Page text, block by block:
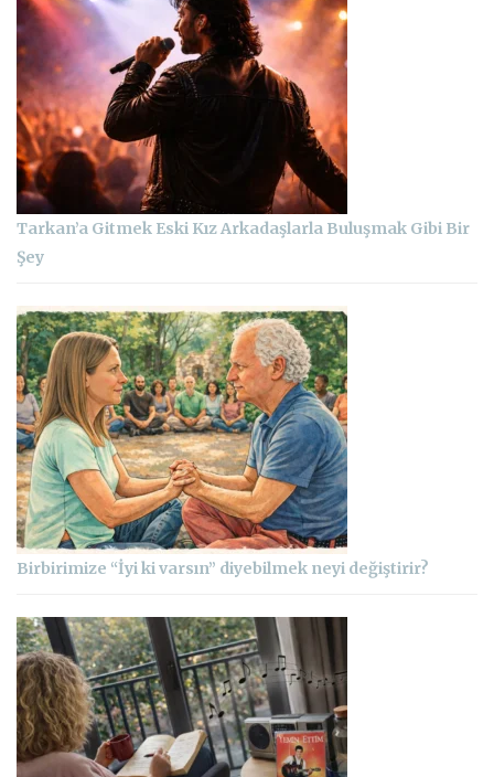
Tarkan’a Gitmek Eski Kız Arkadaşlarla Buluşmak Gibi Bir
Şey
Birbirimize “İyi ki varsın” diyebilmek neyi değiştirir?